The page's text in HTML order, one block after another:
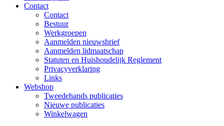
Contact
Contact
Bestuur
Werkgroepen
Aanmelden nieuwsbrief
Aanmelden lidmaatschap
Statuten en Huishoudelijk Reglement
Privacyverklaring
Links
Webshop
Tweedehands publicaties
Nieuwe publicaties
Winkelwagen